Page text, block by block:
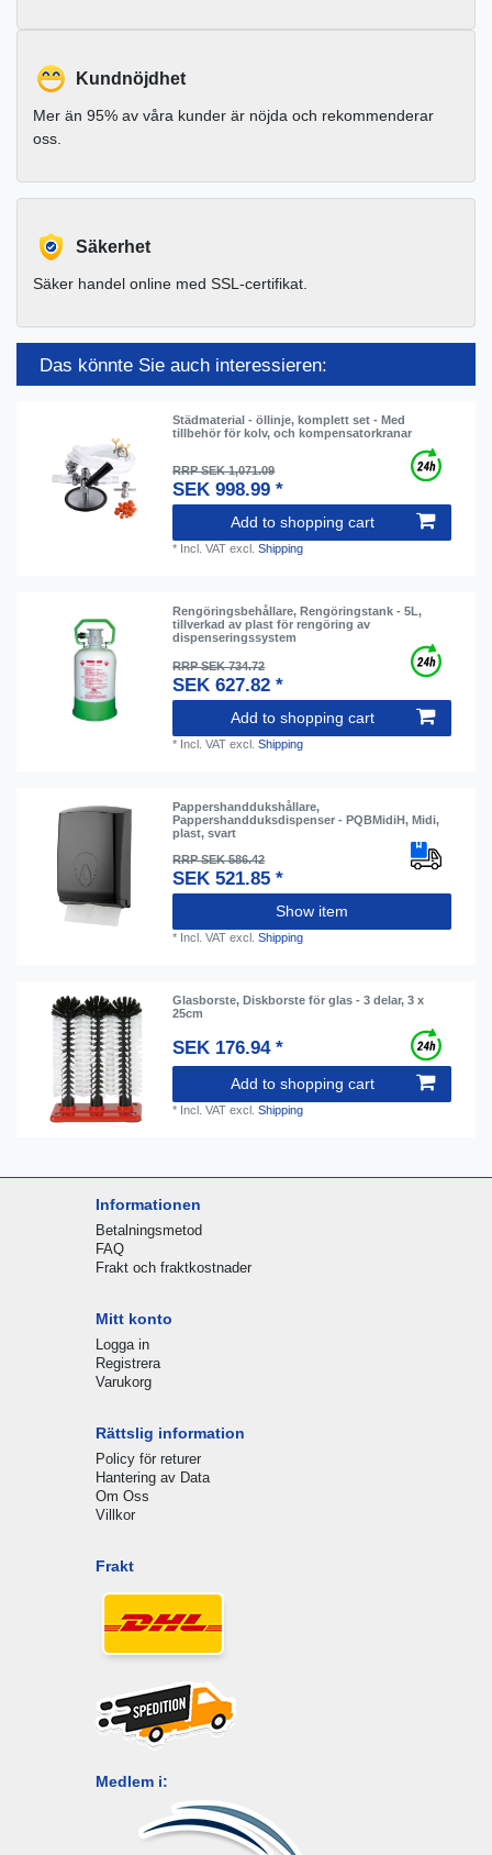
Kundnöjdhet
Mer än 95% av våra kunder är nöjda och rekommenderar
oss.
Säkerhet
Säker handel online med SSL-certifikat.
Das könnte Sie auch interessieren:
Städmaterial - öllinje, komplett set - Med
tillbehör för kolv, och kompensatorkranar
RRP SEK 1,071.09
SEK 998.99 *
Add to shopping cart
* Incl. VAT excl.Shipping
Rengöringsbehållare, Rengöringstank - 5L,
tillverkad av plast för rengöring av
dispenseringssystem
RRP SEK 734.72
SEK 627.82 *
Add to shopping cart
* Incl. VAT excl.Shipping
Pappershanddukshållare,
Pappershandduksdispenser - PQBMidiH, Midi,
plast, svart
RRP SEK 586.42
SEK 521.85 *
Show item
* Incl. VAT excl.Shipping
Glasborste, Diskborste för glas - 3 delar, 3 x
25cm
SEK 176.94 *
Add to shopping cart
* Incl. VAT excl.Shipping
Informationen
Betalningsmetod
FAQ
Frakt och fraktkostnader
Mitt konto
Logga in
Registrera
Varukorg
Rättslig information
Policy för returer
Hantering av Data
Om Oss
Villkor
Frakt
Medlem i: